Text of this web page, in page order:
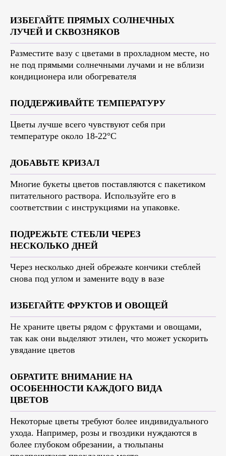
ИЗБЕГАЙТЕ ПРЯМЫХ СОЛНЕЧНЫХ
ЛУЧЕЙ И СКВОЗНЯКОВ
Разместите вазу с цветами в прохладном месте, но
не под прямыми солнечными лучами и не вблизи
кондиционера или обогревателя
ПОДДЕРЖИВАЙТЕ ТЕМПЕРАТУРУ
Цветы лучше всего чувствуют себя при
температуре около 18-22°C
ДОБАВЬТЕ КРИЗАЛ
Многие букеты цветов поставляются с пакетиком
питательного раствора. Используйте его в
соответствии с инструкциями на упаковке.
ПОДРЕЖЬТЕ СТЕБЛИ ЧЕРЕЗ
НЕСКОЛЬКО ДНЕЙ
Через несколько дней обрежьте кончики стеблей
снова под углом и замените воду в вазе
ИЗБЕГАЙТЕ ФРУКТОВ И ОВОЩЕЙ
Не храните цветы рядом с фруктами и овощами,
так как они выделяют этилен, что может ускорить
увядание цветов
ОБРАТИТЕ ВНИМАНИЕ НА
ОСОБЕННОСТИ КАЖДОГО ВИДА
ЦВЕТОВ
Некоторые цветы требуют более индивидуального
ухода. Например, розы и гвоздики нуждаются в
более глубоком обрезании, а тюльпаны